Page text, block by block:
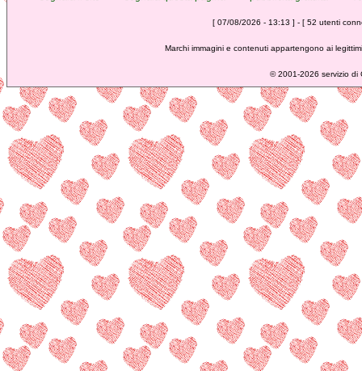
[ 07/08/2026 - 13:13 ] - [ 52 utenti
Marchi immagini e contenuti appartengono ai
©2001-2026 servizio di